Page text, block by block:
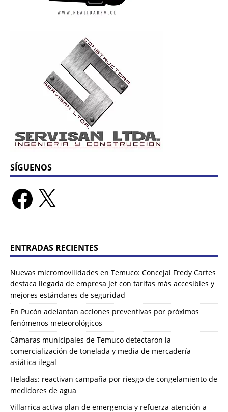
SÍGUENOS
ENTRADAS RECIENTES
Nuevas micromovilidades en Temuco: Concejal Fredy Cartes
destaca llegada de empresa Jet con tarifas más accesibles y
mejores estándares de seguridad
En Pucón adelantan acciones preventivas por próximos
fenómenos meteorológicos
Cámaras municipales de Temuco detectaron la
comercialización de tonelada y media de mercadería
asiática ilegal
Heladas: reactivan campaña por riesgo de congelamiento de
medidores de agua
Villarrica activa plan de emergencia y refuerza atención a